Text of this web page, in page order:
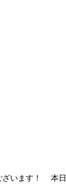
ざいます！ 本